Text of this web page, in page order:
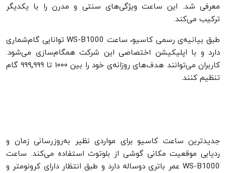
معرفی شد. این ساعت ویژگی‌های سنتی و مدرن را با یکدیگر
ترکیب می‌کند.
طبق بیانیه‌ی رسمی کاسیو، ساعت WS-B1000 توانایی گام‌شماری
دارد و با اپلیکیشن اختصاصی این شرکت همگام‌سازی می‌شود.
کاربران می‌توانند هدف‌های روزانه‌ی خود را بین ۱۰۰۰ تا ۹۹۹٬۹۹۹ گام
تنظیم کنند.
جدیدترین ساعت کاسیو برای مواردی نظیر به‌روزرسانی زمان و
ردیابی موقعیت مکانی گوشی از بلوتوث استفاده می‌کند. ساعت
WS-B1000 عمر باتری دوساله دارد و طبق انتظار دارای کرونومتر و